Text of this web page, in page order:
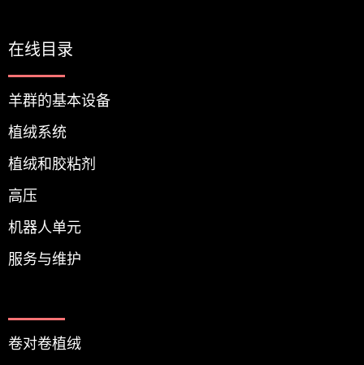
卷对卷植绒
在线目录
羊群的基本设备
植绒系统
植绒和胶粘剂
高压
机器人单元
服务与维护